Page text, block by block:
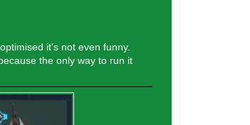
it's not even funny.
the only way to run it